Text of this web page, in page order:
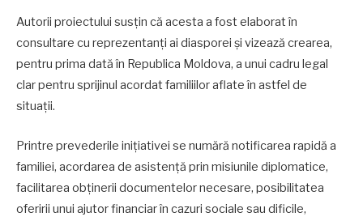
Autorii proiectului susțin că acesta a fost elaborat în
consultare cu reprezentanți ai diasporei și vizează crearea,
pentru prima dată în Republica Moldova, a unui cadru legal
clar pentru sprijinul acordat familiilor aflate în astfel de
situații.
Printre prevederile inițiativei se numără notificarea rapidă a
familiei, acordarea de asistență prin misiunile diplomatice,
facilitarea obținerii documentelor necesare, posibilitatea
oferirii unui ajutor financiar în cazuri sociale sau dificile,